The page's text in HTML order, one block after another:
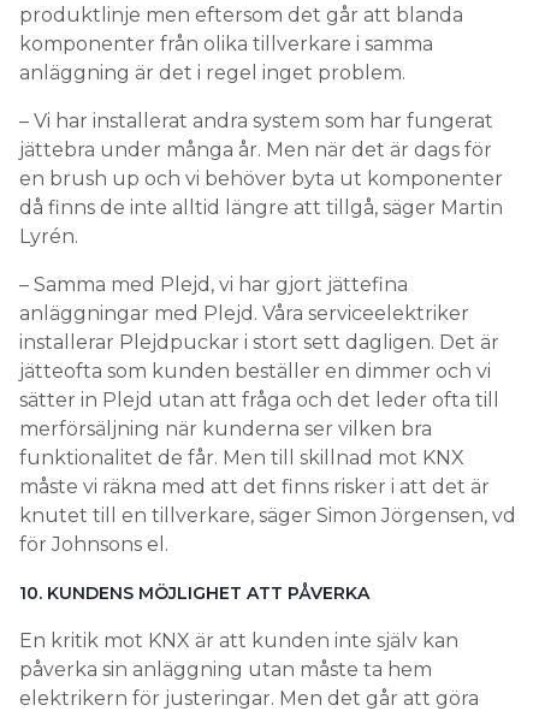
produktlinje men eftersom det går att blanda
komponenter från olika tillverkare i samma
anläggning är det i regel inget problem.
– Vi har installerat andra system som har fungerat
jättebra under många år. Men när det är dags för
en brush up och vi behöver byta ut komponenter
då finns de inte alltid längre att tillgå, säger Martin
Lyrén.
– Samma med Plejd, vi har gjort jättefina
anläggningar med Plejd. Våra serviceelektriker
installerar Plejdpuckar i stort sett dagligen. Det är
jätteofta som kunden beställer en dimmer och vi
sätter in Plejd utan att fråga och det leder ofta till
merförsäljning när kunderna ser vilken bra
funktionalitet de får. Men till skillnad mot KNX
måste vi räkna med att det finns risker i att det är
knutet till en tillverkare, säger Simon Jörgensen, vd
för Johnsons el.
10. KUNDENS MÖJLIGHET ATT PÅVERKA
En kritik mot KNX är att kunden inte själv kan
påverka sin anläggning utan måste ta hem
elektrikern för justeringar. Men det går att göra